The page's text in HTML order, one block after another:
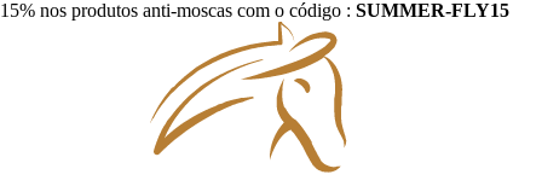
15% nos produtos anti-moscas com o código : SUMMER-FLY15